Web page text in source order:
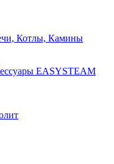
Котлы, Камины
EASYSTEAM